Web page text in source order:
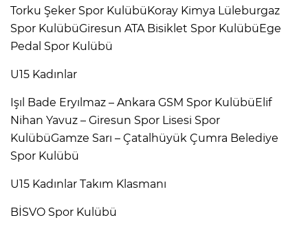
Torku Şeker Spor KulübüKoray Kimya Lüleburgaz
Spor KulübüGiresun ATA Bisiklet Spor KulübüEge
Pedal Spor Kulübü
U15 Kadınlar
Işıl Bade Eryılmaz – Ankara GSM Spor KulübüElif
Nihan Yavuz – Giresun Spor Lisesi Spor
KulübüGamze Sarı – Çatalhüyük Çumra Belediye
Spor Kulübü
U15 Kadınlar Takım Klasmanı
BİSVO Spor Kulübü